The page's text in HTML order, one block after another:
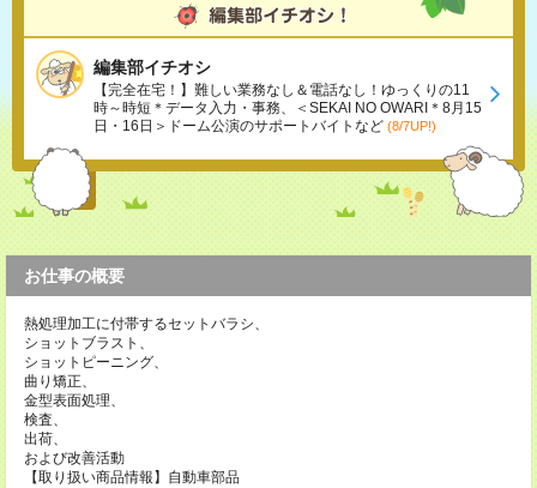
編集部イチオシ
【完全在宅！】難しい業務なし＆電話なし！ゆっくりの11
時～時短＊データ入力・事務、＜SEKAI NO OWARI＊8月15
日・16日＞ドーム公演のサポートバイトなど (8/7UP!)
お仕事の概要
熱処理加工に付帯するセットバラシ、
ショットブラスト、
ショットピーニング、
曲り矯正、
金型表面処理、
検査、
出荷、
および改善活動
【取り扱い商品情報】自動車部品